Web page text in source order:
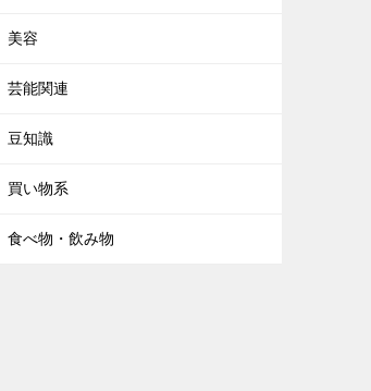
美容
芸能関連
豆知識
買い物系
食べ物・飲み物